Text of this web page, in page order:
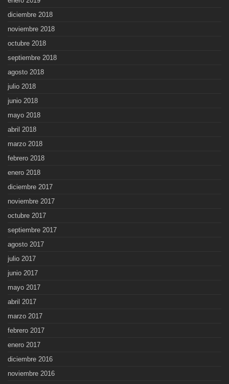
diciembre 2018
noviembre 2018
octubre 2018
septiembre 2018
agosto 2018
julio 2018
junio 2018
mayo 2018
abril 2018
marzo 2018
febrero 2018
enero 2018
diciembre 2017
noviembre 2017
octubre 2017
septiembre 2017
agosto 2017
julio 2017
junio 2017
mayo 2017
abril 2017
marzo 2017
febrero 2017
enero 2017
diciembre 2016
noviembre 2016